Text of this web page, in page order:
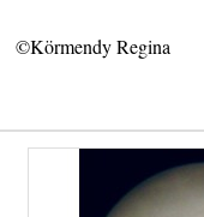
©Körmendy Regina